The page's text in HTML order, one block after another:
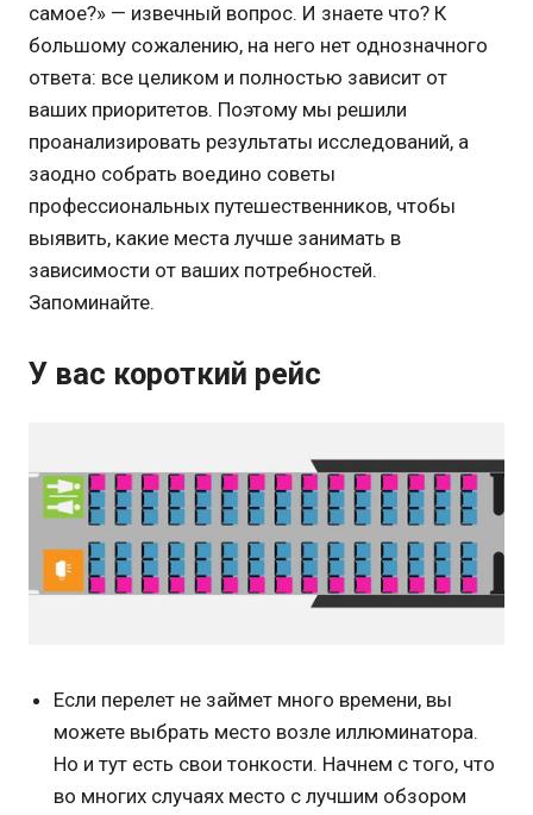
самое?» — извечный вопрос. И знаете что? К
большому сожалению, на него нет однозначного
ответа: все целиком и полностью зависит от
ваших приоритетов. Поэтому мы решили
проанализировать результаты исследований, а
заодно собрать воедино советы
профессиональных путешественников, чтобы
выявить, какие места лучше занимать в
зависимости от ваших потребностей.
Запоминайте.
У вас короткий рейс
Если перелет не займет много времени, вы
можете выбрать место возле иллюминатора.
Но и тут есть свои тонкости. Начнем с того, что
во многих случаях место с лучшим обзором